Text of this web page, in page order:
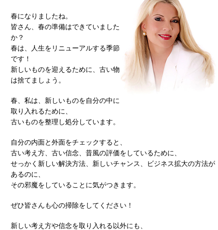
春になりましたね。
皆さん、春の準備はできていました
か？
春は、人生をリニューアルする季節
です！
新しいものを迎えるために、古い物
は捨てましょう。
春、私は、新しいものを自分の中に
取り入れるために、
古いものを整理し処分しています。
自分の内面と外面をチェックすると、
古い考え方、古い信念、昔風の評価をしているために、
せっかく新しい解決方法、新しいチャンス、ビジネス拡大の方法が
あるのに、
その邪魔をしていることに気がつきます。
ぜひ皆さんも心の掃除をしてください！
新しい考え方や信念を取り入れる以外にも、